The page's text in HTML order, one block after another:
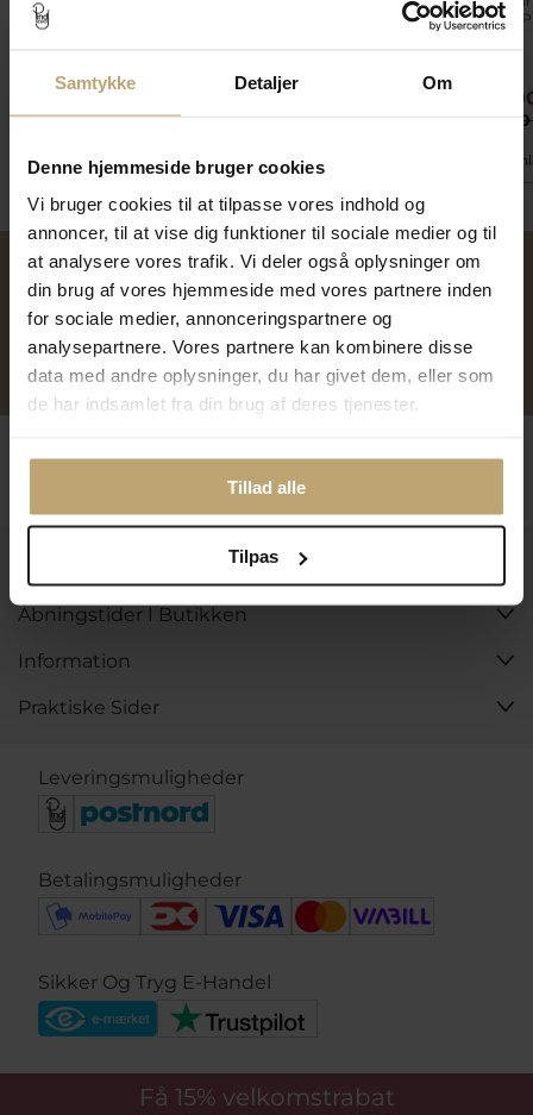
Samtykke Detaljer Om
Denne hjemmeside bruger cookies
Vi bruger cookies til at tilpasse vores indhold og
annoncer, til at vise dig funktioner til sociale medier og til
at analysere vores trafik. Vi deler også oplysninger om
din brug af vores hjemmeside med vores partnere inden
for sociale medier, annonceringspartnere og
analysepartnere. Vores partnere kan kombinere disse
data med andre oplysninger, du har givet dem, eller som
de har indsamlet fra din brug af deres tjenester.
Tillad alle
Tilpas
chener & lås, 925s.
8.215,00 kr
6.572,00 kr
På fjernlager
2.692,00 kr
På lager
tråd 925s
På
Over 40 års erfaring Mulighed for gravering
ure
Åbningstider I Butikken
Information
Praktiske Sider
Leveringsmuligheder
Betalingsmuligheder
Sikker Og Tryg E-Handel
Få 15% velkomstrabat